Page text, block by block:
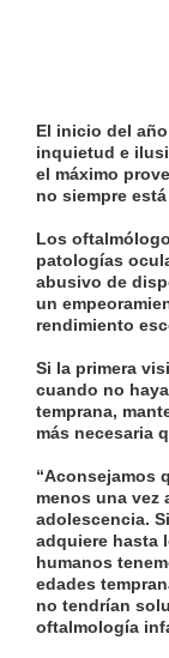
El inicio del
inquietud e
el máximo
no siempre
Los
patologías
abusivo de
un
rendimiento
Si la primera
cuando no
temprana,
más necesaria
“Aconsejamos
menos una vez
adolescencia.
adquiere hasta
humanos
edades
no tendrían
oftalmología